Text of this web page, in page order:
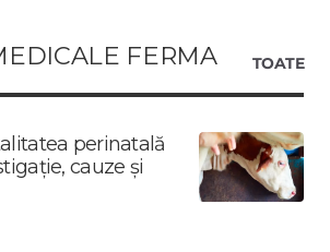
FERMA TOATE
perinatală
cauze și